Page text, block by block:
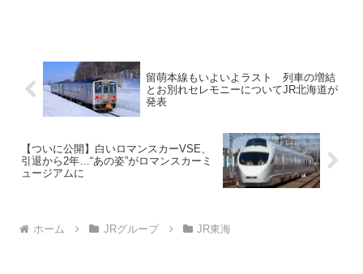
留萌本線もいよいよラスト 列車の増結
とお別れセレモニーについてJR北海道が
発表
【ついに公開】白いロマンスカーVSE、
引退から2年…“あの姿”がロマンスカーミ
ュージアムに
ホーム JRグループ JR東海